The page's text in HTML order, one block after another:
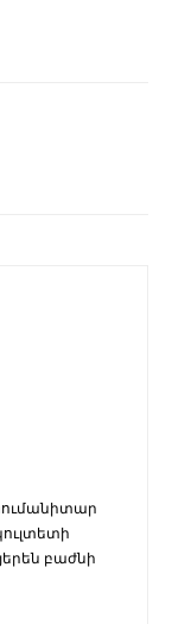
բաժնի